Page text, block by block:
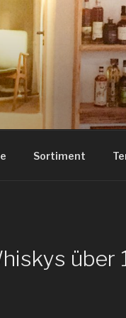
und Tastings in
Sortiment
über